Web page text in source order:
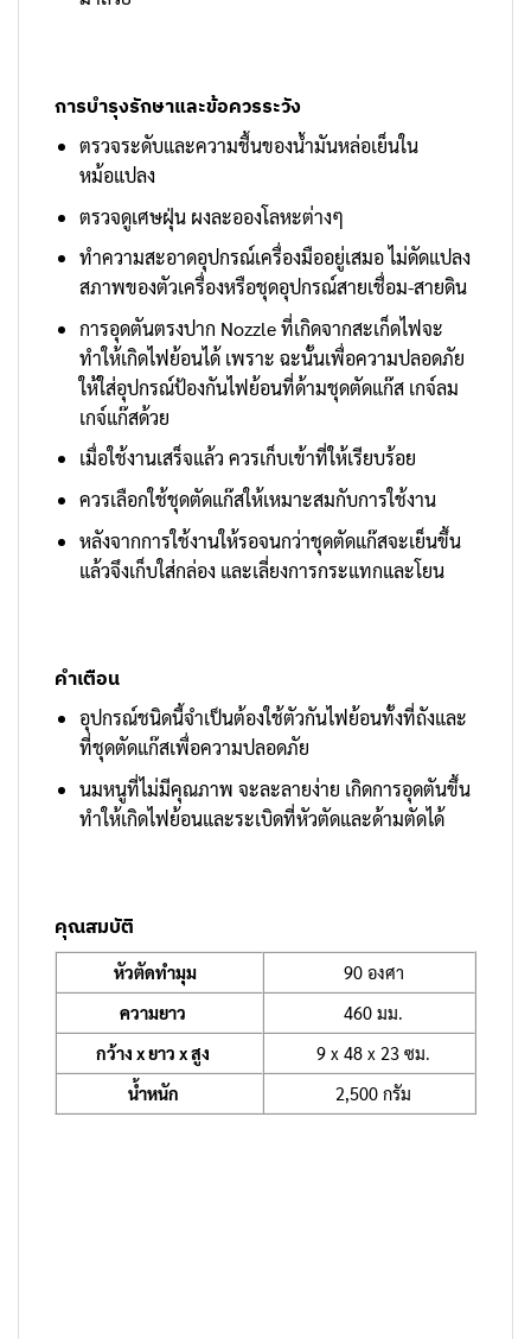
การบำรุงรักษาและข้อควรระวัง
ตรวจระดับและความชื้นของน้ำมันหล่อเย็นใน
หม้อแปลง
ตรวจดูเศษฝุ่น ผงละอองโลหะต่างๆ
ทำความสะอาดอุปกรณ์เครื่องมืออยู่เสมอ ไม่ดัดแปลง
สภาพของตัวเครื่องหรือชุดอุปกรณ์สายเชื่อม-สายดิน
การอุดตันตรงปาก Nozzle ที่เกิดจากสะเก็ดไฟจะ
ทำให้เกิดไฟย้อนได้ เพราะ ฉะนั้นเพื่อความปลอดภัย
ให้ใส่อุปกรณ์ป้องกันไฟย้อนที่ด้ามชุดตัดแก๊ส เกจ์ลม
เกจ์แก๊สด้วย
เมื่อใช้งานเสร็จแล้ว ควรเก็บเข้าที่ให้เรียบร้อย
ควรเลือกใช้ชุดตัดแก๊สให้เหมาะสมกับการใช้งาน
หลังจากการใช้งานให้รอจนกว่าชุดตัดแก๊สจะเย็นขึ้น
แล้วจึงเก็บใส่กล่อง และเลี่ยงการกระแทกและโยน
คำเตือน
อุปกรณ์ชนิดนี้จำเป็นต้องใช้ตัวกันไฟย้อนทั้งที่ถังและ
ที่ชุดตัดแก๊สเพื่อความปลอดภัย
นมหนูที่ไม่มีคุณภาพ จะละลายง่าย เกิดการอุดตันขึ้น
ทำให้เกิดไฟย้อนและระเบิดที่หัวตัดและด้ามตัดได้
คุณสมบัติ
หัวตัดทำมุม
90 องศา
ความยาว
460 มม.
กว้าง x ยาว x สูง
9 x 48 x 23 ซม.
น้ำหนัก
2,500 กรัม